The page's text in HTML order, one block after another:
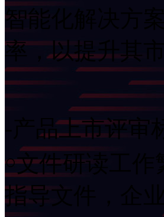
智能化解决方
率，以提升其
-产品上市评
￮文件研读工
指导文件，企